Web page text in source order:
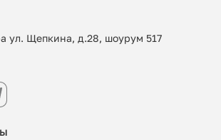
ул. Щепкина, д.28, шоурум 517